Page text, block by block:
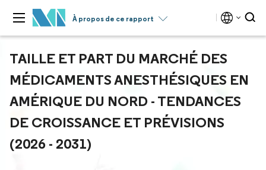
À propos de ce rapport
TAILLE ET PART DU MARCHÉ DES
MÉDICAMENTS ANESTHÉSIQUES EN
AMÉRIQUE DU NORD - TENDANCES
DE CROISSANCE ET PRÉVISIONS
(2026 - 2031)